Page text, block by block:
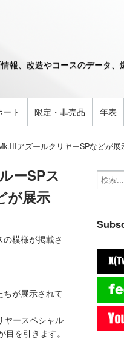
報、改造やコースのデータ
ト 限定・非売品 年表
アズールクリヤーSPなどが展
ーSPス
が展示
模様が掲載さ
ちが展示されて
ヤースペシャル
を引きます。